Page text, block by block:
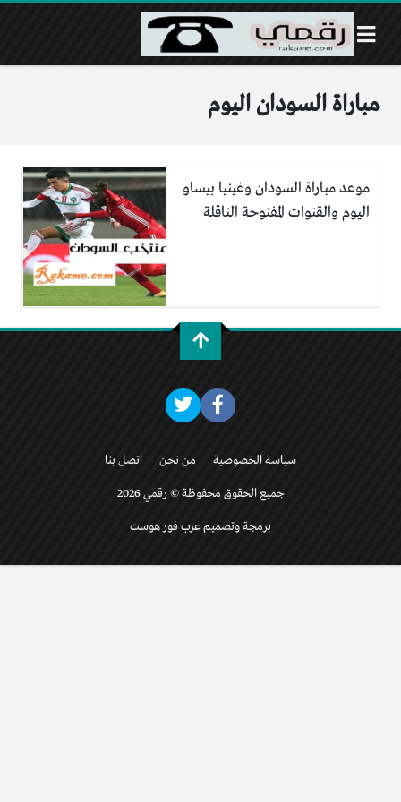
مباراة السودان اليوم
موعد مباراة السودان وغينيا بيساو
اليوم والقنوات المفتوحة الناقلة
سياسة الخصوصية من نحن اتصل بنا
جميع الحقوق محفوظة © رقمي 2026
برمجة وتصميم عرب فور هوست